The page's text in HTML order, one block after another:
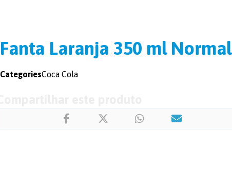
Fanta Laranja 350 ml Normal
CategoriesCoca Cola